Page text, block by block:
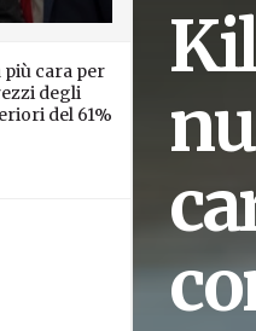
più cara per
degli
del 61%